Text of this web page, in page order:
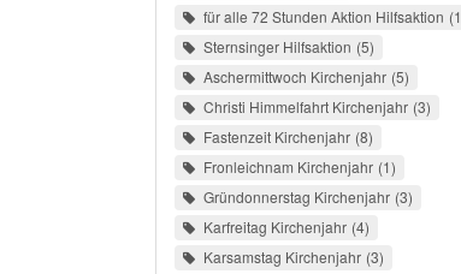
für alle 72 Stunden Aktion Hilfsaktion 1
Sternsinger Hilfsaktion 5
Aschermittwoch Kirchenjahr 5
Christi Himmelfahrt Kirchenjahr 3
Fastenzeit Kirchenjahr 8
Fronleichnam Kirchenjahr 1
Gründonnerstag Kirchenjahr 3
Karfreitag Kirchenjahr 4
Karsamstag Kirchenjahr 3